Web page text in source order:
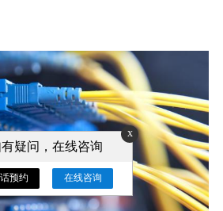
x
疑问，在线咨询
预约 在线咨询